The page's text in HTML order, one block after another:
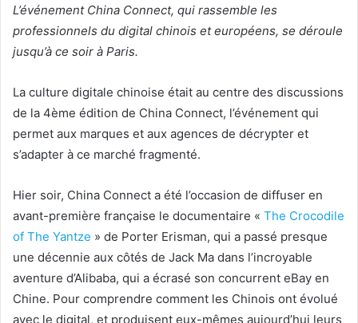
L’événement China Connect, qui rassemble les
professionnels du digital chinois et européens, se déroule
jusqu’à ce soir à Paris.
La culture digitale chinoise était au centre des discussions
de la 4ème édition de China Connect, l’événement qui
permet aux marques et aux agences de décrypter et
s’adapter à ce marché fragmenté.
Hier soir, China Connect a été l’occasion de diffuser en
avant-première française le documentaire « The Crocodile
of The Yantze » de Porter Erisman, qui a passé presque
une décennie aux côtés de Jack Ma dans l’incroyable
aventure d’Alibaba, qui a écrasé son concurrent eBay en
Chine. Pour comprendre comment les Chinois ont évolué
avec le digital, et produisent eux-mêmes aujourd’hui leurs